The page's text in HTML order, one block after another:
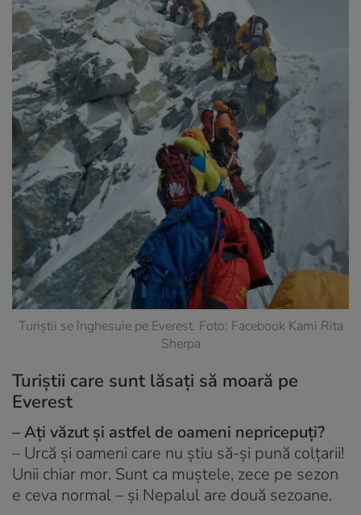
Turiștii se înghesuie pe Everest. Foto: Facebook Kami Rita
Sherpa
Turiștii care sunt lăsați să moară pe
Everest
– Ați văzut și astfel de oameni nepricepuți?
– Urcă și oameni care nu știu să-și pună colțarii!
Unii chiar mor. Sunt ca muștele, zece pe sezon
e ceva normal – și Nepalul are două sezoane.